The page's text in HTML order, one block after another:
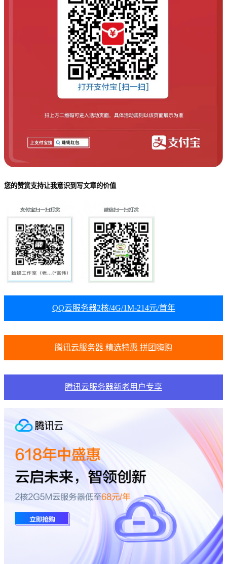
您的赞赏支持让我意识到写文章的价值
QQ云服务器2核/4G/1M-214元/首年
腾讯云服务器 精选特惠 拼团嗨购
腾讯云服务器新老用户专享